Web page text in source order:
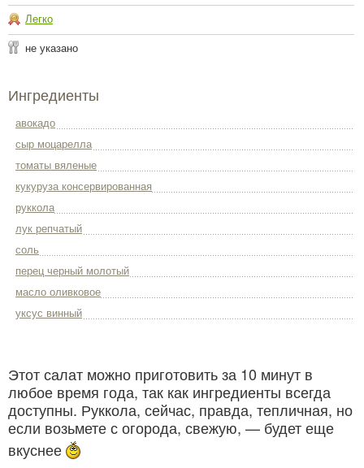
Легко
не указано
Ингредиенты
авокадо
сыр моцарелла
томаты вяленые
кукуруза консервированная
руккола
лук репчатый
соль
перец черный молотый
масло оливковое
уксус винный
Этот салат можно приготовить за 10 минут в
любое время года, так как ингредиенты всегда
доступны. Руккола, сейчас, правда, тепличная, но
если возьмете с огорода, свежую, — будет еще
вкуснее